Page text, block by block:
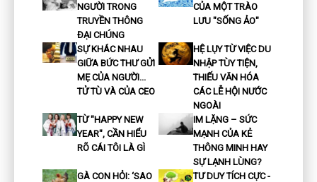
NGƯỜI TRONG
TRUYỀN THÔNG
ĐẠI CHÚNG
CỦA MỘT TRÀO
LƯU "SỐNG ẢO"
SỰ KHÁC NHAU
GIỮA BỨC THƯ GỬI
MẸ CỦA NGƯỜI...
TỬ TÙ VÀ CỦA CEO
HỆ LỤY TỪ VIỆC DU
NHẬP TÙY TIỆN,
THIẾU VĂN HÓA
CÁC LỄ HỘI NƯỚC
NGOÀI
TỪ "HAPPY NEW
YEAR", CẦN HIỂU
RÕ CÁI TÔI LÀ GÌ
IM LẶNG – SỨC
MẠNH CỦA KẺ
THÔNG MINH HAY
SỰ LẠNH LÙNG?
GÀ CON HỎI: ‘SAO
TƯ DUY TÍCH CỰC -